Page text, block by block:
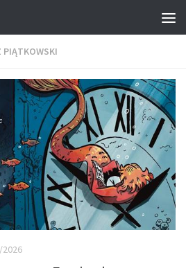
PIĄTKOWSKI